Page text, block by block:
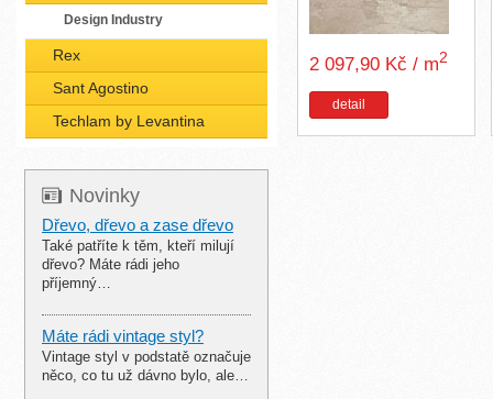
Design Industry
Rex
Sant Agostino
Techlam by Levantina
Novinky
Dřevo, dřevo a zase dřevo
Také patříte k těm, kteří milují
dřevo? Máte rádi jeho
příjemný…
Máte rádi vintage styl?
Vintage styl v podstatě označuje
něco, co tu už dávno bylo, ale…
2 097,90 Kč / m2
detail